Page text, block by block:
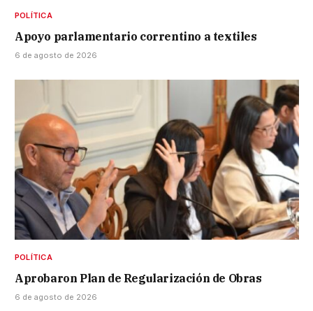
POLÍTICA
Apoyo parlamentario correntino a textiles
6 de agosto de 2026
POLÍTICA
Aprobaron Plan de Regularización de Obras
6 de agosto de 2026